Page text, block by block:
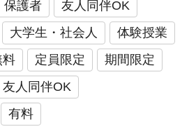
保護者
友人同伴OK
大学生・社会人
体験授業
料 定員限定
期間限定
友人同伴OK
有料